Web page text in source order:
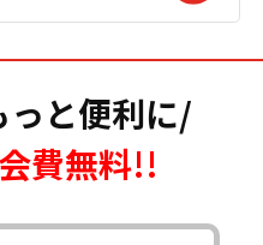
と便利に/
費無料!!